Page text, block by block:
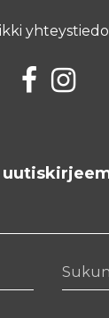
Facebook